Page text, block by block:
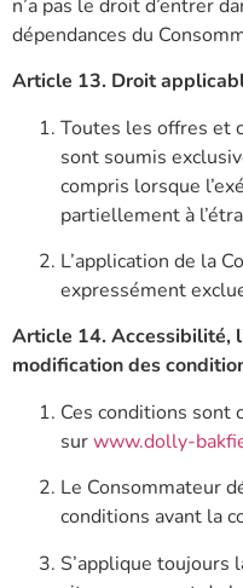
n’a pas le droit d’entrer
dépendances du
Article 13. Droit
Toutes les offres et
sont soumis
compris lorsque
partiellement à
L’application de la
expressément
Article 14. Accessibilité,
modification des
Ces conditions sont
surwww.dolly-
Le Consommateur
conditions avant la
S’applique toujours